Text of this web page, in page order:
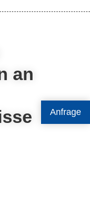
Anfrage
an